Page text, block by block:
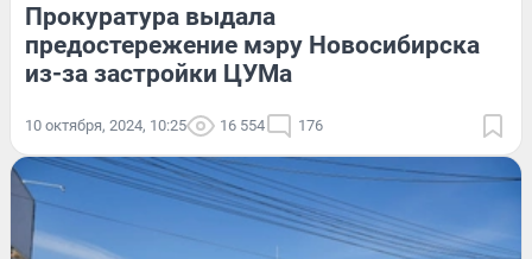
Прокуратура выдала
предостережение мэру Новосибирска
из-за застройки ЦУМа
10 октября, 2024, 10:25 16 554 176